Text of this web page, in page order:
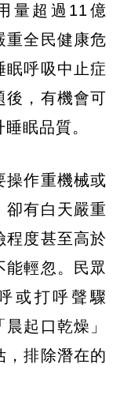
量超過11億
重全民健康危
眠呼吸中止症
後，有機會可
眠品質。
操作重機械或
卻有白天嚴重
程度甚至高於
能輕忽。民眾
或打呼聲驟
起口乾燥」
，排除潛在的